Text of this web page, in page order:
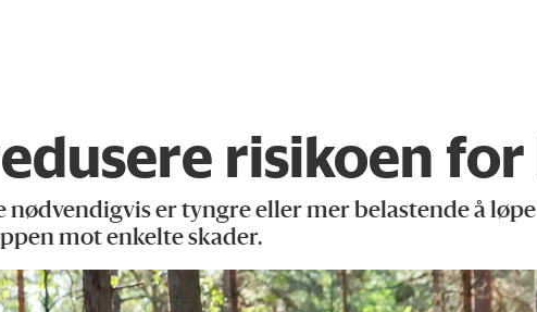
risikoen
nødvendigvis er tyngre eller mer belastende å
mot enkelte skader.